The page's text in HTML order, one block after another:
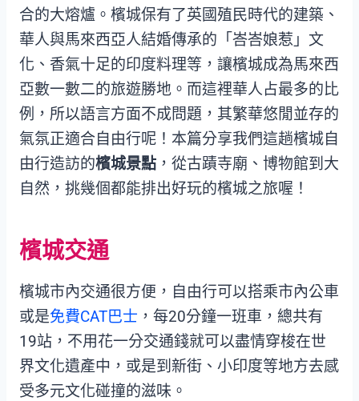
合的大熔爐。檳城保有了英國殖民時代的建築、
華人與馬來西亞人結婚傳承的「峇峇娘惹」文
化、香氣十足的印度料理等，讓檳城成為馬來西
亞數一數二的旅遊勝地。而這裡華人占最多的比
例，所以語言方面不成問題，其繁華悠閒並存的
氣氛正適合自由行呢！本篇分享我們這趟檳城自
由行造訪的檳城景點 ，從古蹟寺廟、博物館到大
自然，挑幾個都能排出好玩的檳城之旅喔！
檳城交通
檳城市內交通很方便，自由行可以搭乘市內公車
或是免費CAT巴士 ，每20分鐘一班車，總共有
19站，不用花一分交通錢就可以盡情穿梭在世
界文化遺產中，或是到新街、小印度等地方去感
受多元文化碰撞的滋味。